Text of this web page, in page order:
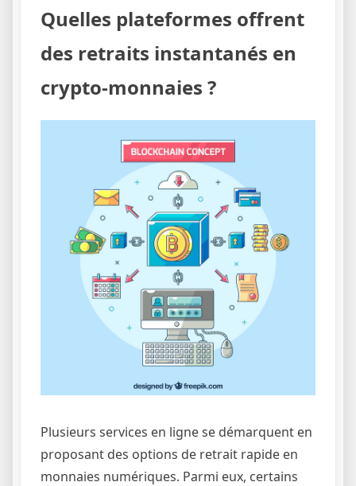
Quelles plateformes offrent
des retraits instantanés en
crypto-monnaies ?
Plusieurs services en ligne se démarquent en
proposant des options de retrait rapide en
monnaies numériques. Parmi eux, certains